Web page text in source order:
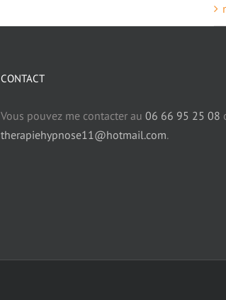
CONTACT
Vous pouvez me contacter au 06 66 95 25 08
therapiehypnose11@hotmail.com.